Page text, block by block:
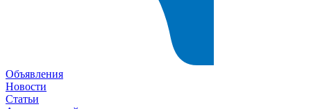
Объявления
Новости
Статьи